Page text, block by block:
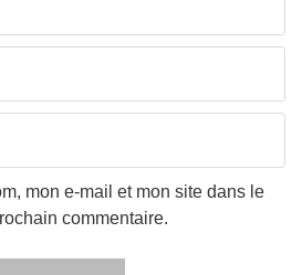
mon e-mail et mon site dans le
commentaire.